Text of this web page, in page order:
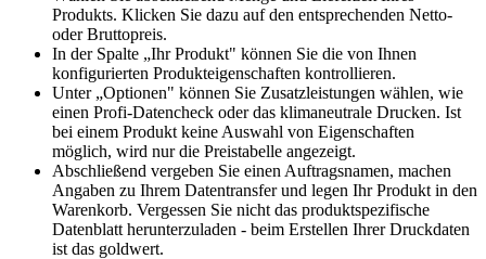
Produkts. Klicken Sie dazu auf den entsprechenden Netto-
oder Bruttopreis.
In der Spalte „Ihr Produkt" können Sie die von Ihnen
konfigurierten Produkteigenschaften kontrollieren.
Unter „Optionen" können Sie Zusatzleistungen wählen, wie
einen Profi-Datencheck oder das klimaneutrale Drucken. Ist
bei einem Produkt keine Auswahl von Eigenschaften
möglich, wird nur die Preistabelle angezeigt.
Abschließend vergeben Sie einen Auftragsnamen, machen
Angaben zu Ihrem Datentransfer und legen Ihr Produkt in den
Warenkorb. Vergessen Sie nicht das produktspezifische
Datenblatt herunterzuladen - beim Erstellen Ihrer Druckdaten
ist das goldwert.